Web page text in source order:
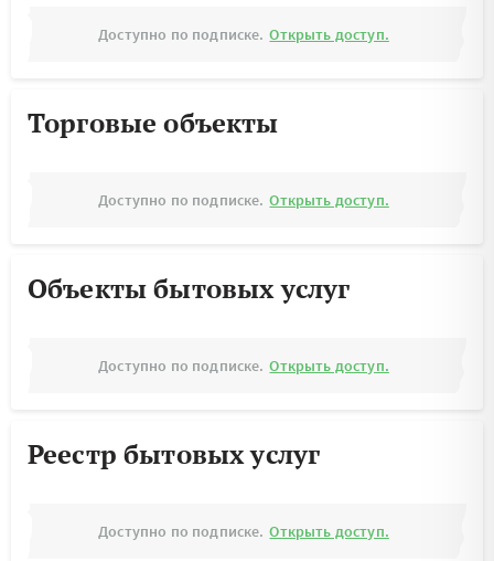
Доступно по подписке. Открыть доступ.
Торговые объекты
Доступно по подписке. Открыть доступ.
Объекты бытовых услуг
Доступно по подписке. Открыть доступ.
Реестр бытовых услуг
Доступно по подписке. Открыть доступ.